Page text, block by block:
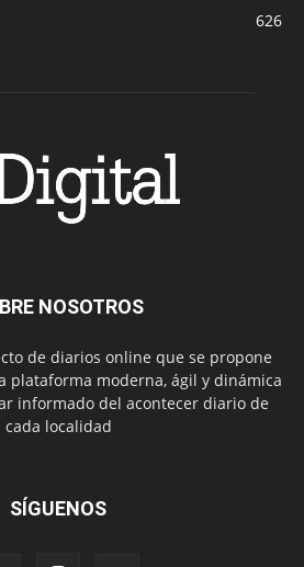
626
NOSOTROS
de diarios online que se propone
plataforma moderna, ágil y dinámica
informado del acontecer diario de
cada localidad
SÍGUENOS